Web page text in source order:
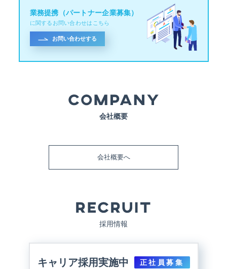
業務提携（パートナー企業募集）
に関するお問い合わせはこちら
お問い合わせする
会社概要
会社概要へ
採用情報
キャリア採用実施中 正社員募集